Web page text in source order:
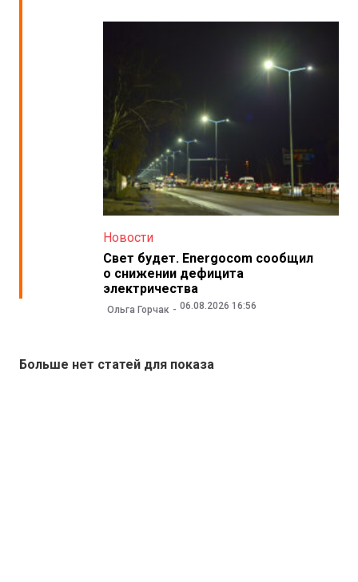
Новости
Свет будет. Energocom сообщил
о снижении дефицита
электричества
Ольга Горчак 06.08.2026 16:56
Больше нет статей для показа